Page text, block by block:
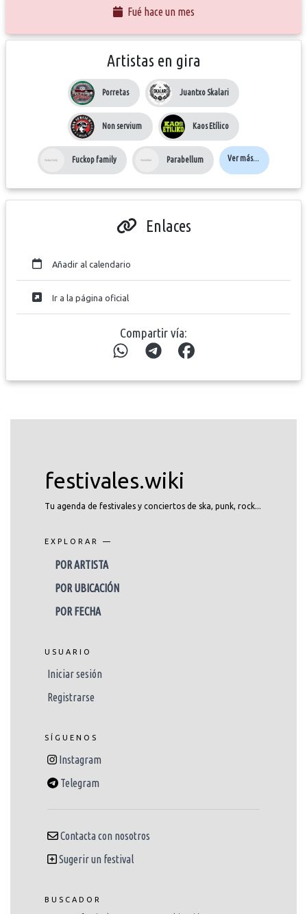
Fué hace un mes
Artistas en gira
Porretas Juantxo Skalari
Non servium Kaos Etílico
Fuckop family Parabellum Ver más...
Enlaces
Añadir al calendario
Ir a la página oficial
Compartir vía:
festivales.wiki
Tu agenda de festivales y conciertos de ska, punk, rock...
EXPLORAR —
POR ARTISTA
POR UBICACIÓN
POR FECHA
USUARIO
Iniciar sesión
Registrarse
SÍGUENOS
Instagram
Telegram
Contacta con nosotros
Sugerir un festival
BUSCADOR